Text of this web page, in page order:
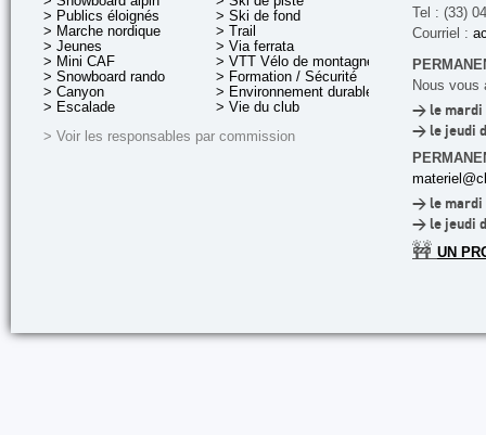
> Publics éloignés
> Marche nordique
> Jeunes
> Mini CAF
> Snowboard rando
> Canyon
> Escalade
> Ski de fond
> Trail
> Via ferrata
> VTT Vélo de montagne
> Formation / Sécurité
> Environnement durable
> Vie du club
> Voir les responsables par commission
Tel : (33)
Courriel :
Nous vous
> le mardi
> le jeudi
> le mardi
> le jeudi
🚧 UN